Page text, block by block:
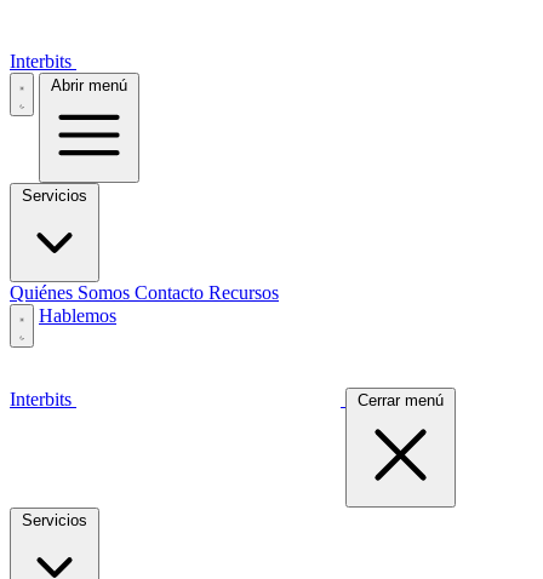
Interbits
Abrir menú
Servicios
Quiénes Somos Contacto Recursos
Hablemos
Interbits Cerrar menú
Servicios